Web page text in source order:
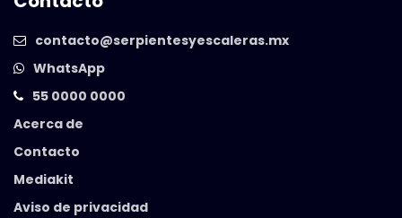
contacto@serpientesyescaleras.mx
WhatsApp
55 0000 0000
Acerca de
Contacto
Mediakit
Aviso de privacidad